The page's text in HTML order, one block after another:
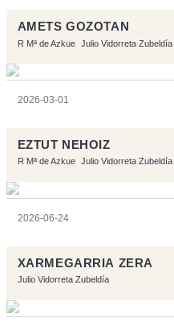
AMETS GOZOTAN
R Mª de Azkue Julio Vidorreta Zubeldía
2026-03-01
EZTUT NEHOIZ
R Mª de Azkue Julio Vidorreta Zubeldía
2026-06-24
XARMEGARRIA ZERA
Julio Vidorreta Zubeldía